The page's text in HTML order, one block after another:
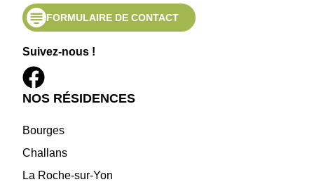
FORMULAIRE DE CONTACT
Suivez-nous !
NOS RÉSIDENCES
Bourges
Challans
La Roche-sur-Yon